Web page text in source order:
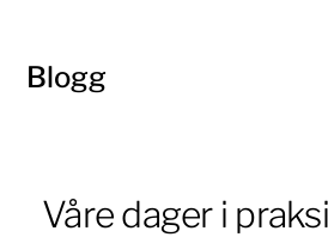
Blogg
Våre dager i